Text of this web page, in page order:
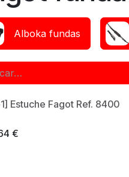
Alboka fundas
Estuche Fagot Ref. 8400
€